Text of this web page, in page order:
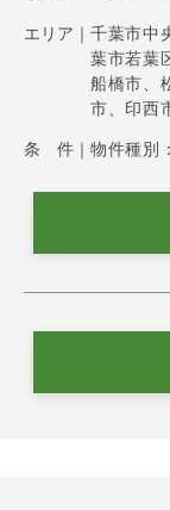
エリア｜ 千葉市中
葉市若葉
船橋市、
市、印西
条 件｜ 物件種別